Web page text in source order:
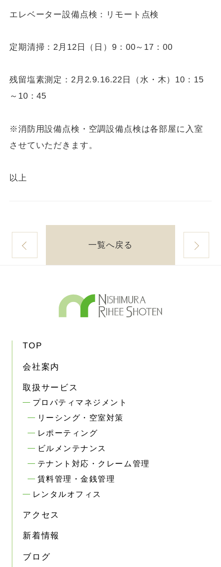
エレベーター設備点検：リモート点検
定期清掃：2月 12 日（日）9： 00～ 17 ：00
残留塩素測定：2月2.9.16.22日（水・木） 10 ： 15
～ 10 ：45
※消防用設備点検・空調設備点検は各部屋に入室
させていただきます。
以上
一覧へ戻る
TOP
会社案内
取扱サービス
プロパティマネジメント
リーシング・空室対策
レポーティング
ビルメンテナンス
テナント対応・クレーム管理
賃料管理・金銭管理
レンタルオフィス
アクセス
新着情報
ブログ